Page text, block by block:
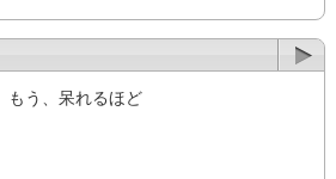
もう、呆れるほど